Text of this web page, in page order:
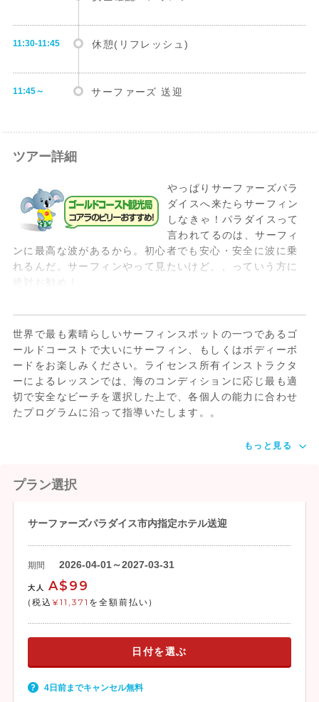
11:30-11:45 休憩(リフレッシュ)
11:45～ サーファーズ 送迎
14:00-15:00
15:00-16:30 安全確認・レッスン
16:30-16:45 休憩(リフレッシュ)
ツアー詳細
やっぱりサーファーズパラ
ダイスへ来たらサーフィン
しなきゃ！パラダイスって
言われてるのは、サーフィ
ンに最高な波があるから。初心者でも安心・安全に波に乗
れるんだ。サーフィンやって見たいけど、、っていう方に
絶対お勧め！
世界で最も素晴らしいサーフィンスポットの一つであるゴ
ールドコーストで大いにサーフィン、もしくはボディーボ
ードをお楽しみください。ライセンス所有インストラクタ
ーによるレッスンでは、海のコンディションに応じ最も適
切で安全なビーチを選択した上で、各個人の能力に合わせ
たプログラムに沿って指導いたします。。
もっと見る
プラン選択
サーファーズパラダイス市内指定ホテル送迎
期間 2026-04-01～2027-03-31
大人 A$99
(税込 ¥11,371 を全額前払い)
日付を選ぶ
4日前までキャンセル無料